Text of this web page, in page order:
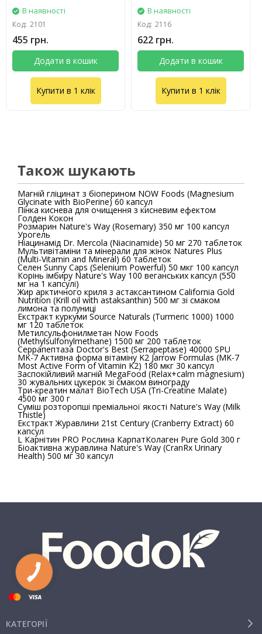
В наявності
Код: 2101
455 грн.
Додати в кошик
Купити в 1 клік
В наявності
Код: 2116
622 грн.
Додати в кошик
Купити в 1 клік
Також шукають
Магній гліцинат з біоперином NOW Foods (Magnesium
Glycinate with BioPerine) 60 капсул
Пінка киснева для очищення з кисневим ефектом
Голден Кокон
Розмарин Nature's Way (Rosemary) 350 мг 100 капсул
Урогель
Ніацинамід Dr. Mercola (Niacinamide) 50 мг 270 таблеток
Мультивітаміни та мінерали для жінок Natures Plus
(Multi-Vitamin and Mineral) 60 таблеток
Селен Sunny Caps (Selenium Powerful) 50 мкг 100 капсул
Корінь імбиру Nature's Way 100 веганських капсул (550
мг на 1 капсулі)
Жир арктичного криля з астаксантином California Gold
Nutrition (Krill oil with astaksanthin) 500 мг зі смаком
лимона та полуниці
Екстракт куркуми Source Naturals (Turmeric 1000) 1000
мг 120 таблеток
Метилсульфонилметан Now Foods
(Methylsulfonylmethane) 1500 мг 200 таблеток
Серрапептаза Doctor's Best (Serrapeptase) 40000 SPU
MK-7 Активна форма вітаміну K2 Jarrow Formulas (MK-7
Most Active Form of Vitamin K2) 180 мкг 30 капсул
Заспокійливий магній MegaFood (Relax+calm magnesium)
30 жувальних цукерок зі смаком винограду
Три-креатин малат BioTech USA (Tri-Creatine Malate)
4500 мг 300 г
Суміш розторопші преміальної якості Nature's Way (Milk
Thistle)
Екстракт Журавлини 21st Century (Cranberry Extract) 60
капсул
L Карнітин PRO Рослина КарпатКолаген Pure Gold 300 г
Біоактивна журавлина Nature's Way (CranRx Urinary
Health) 500 мг 30 капсул
КАТЕГОРІЇ